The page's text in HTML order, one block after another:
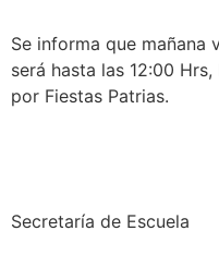
Se informa que mañana
será hasta las 12:00
por Fiestas Patrias.
Secretaría de Escuela